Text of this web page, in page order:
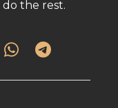
the rest.